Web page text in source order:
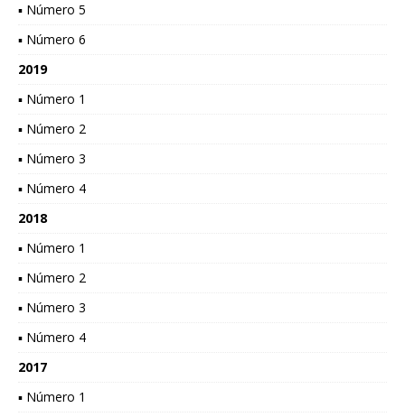
▪ Número 5
▪ Número 6
2019
▪ Número 1
▪ Número 2
▪ Número 3
▪ Número 4
2018
▪ Número 1
▪ Número 2
▪ Número 3
▪ Número 4
2017
▪ Número 1